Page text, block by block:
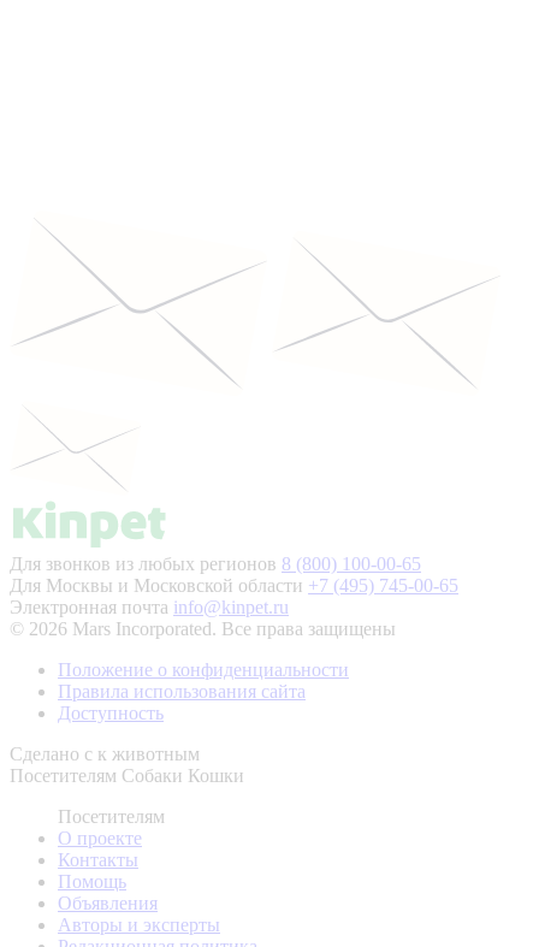
Для звонков из любых регионов 8 (800) 100-00-65
Для Москвы и Московской области +7 (495) 745-00-65
Электронная почта info@kinpet.ru
© 2026 Mars Incorporated. Все права защищены
Положение о конфиденциальности
Правила использования сайта
Доступность
Сделано с к животным
Посетителям Собаки Кошки
Посетителям
О проекте
Контакты
Помощь
Объявления
Авторы и эксперты